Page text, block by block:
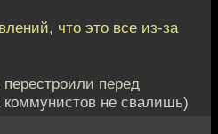
что это все из-за
перед
не свалишь)